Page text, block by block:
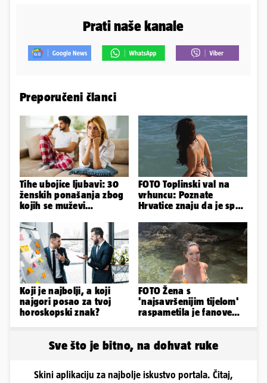
Prati naše kanale
Preporučeni članci
Tihe ubojice ljubavi: 30
ženskih ponašanja zbog
kojih se muževi
FOTO Toplinski val na
vrhuncu: Poznate
Hrvatice znaju da je spas
Koji je najbolji, a koji
najgori posao za tvoj
horoskopski znak?
FOTO Žena s
'najsavršenijim tijelom'
raspametila je fanove
Sve što je bitno, na dohvat ruke
Skini aplikaciju za najbolje iskustvo portala. Čitaj,